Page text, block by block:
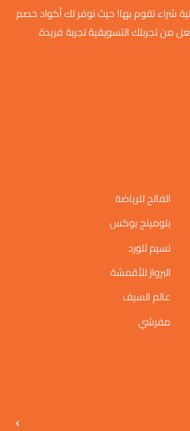
شراء تقوم بها! حيث نوفر لك أكواد خصم
من تجربتك التسويقية تجربة فريدة
الفالح للرياضة
بلومينج بوكس
نسيم للورد
البرواز للأقمشة
عالم السيف
مفرشي